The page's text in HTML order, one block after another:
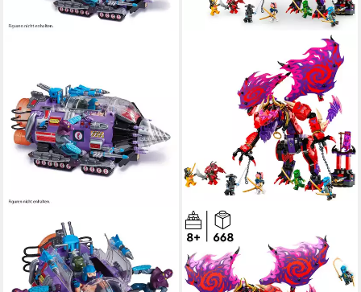
PLAYMATES TOYS
Actionfigur Teenage Mutant
Ninja Turtles, (Größe ca. 15
cm)
LEGO®
Chaosdrache Donnerzahn
(71832), LEGO® Ninjago
Konstruktionsspielsteine,